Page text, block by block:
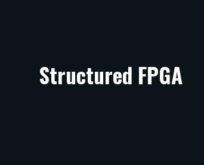
Structured FPGA